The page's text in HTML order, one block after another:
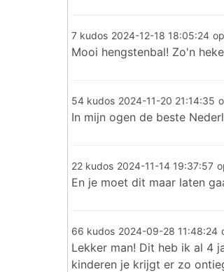
7 kudos 2024-12-18 18:05:24 op
Mooi hengstenbal! Zo'n
54 kudos 2024-11-20 21:14:35
In mijn ogen de beste
22 kudos 2024-11-14 19:37:57
En je moet dit maar laten
66 kudos 2024-09-28 11:48:24
Lekker man! Dit heb ik al 4
kinderen je krijgt er zo